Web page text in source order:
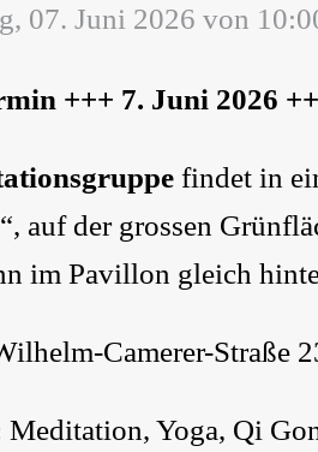
07. Juni 2026 von
+++ 7. Juni 2026
findet in
auf der grossen
im Pavillon gleich
Camerer-Straße
Meditation, Yoga, Qi